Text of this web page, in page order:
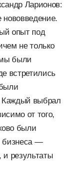
Ларионов:
опыт под
не только
мы были
встретились
Каждый выбрал
от того,
были
бизнеса —
результаты